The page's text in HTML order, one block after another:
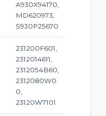
A930X94170,
MD620973,
S930P25670
231200F601,
2312014611,
2312054B60,
2312080W0
0,
23120W7101